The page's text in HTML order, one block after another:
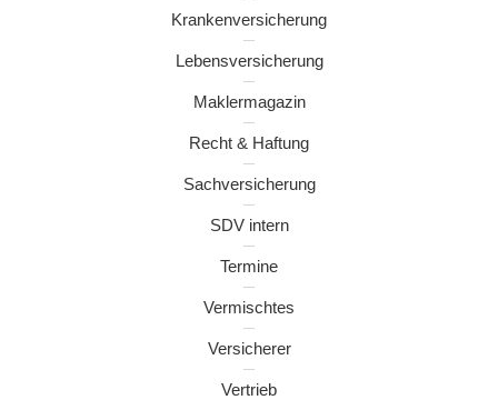
Krankenversicherung
Lebensversicherung
Maklermagazin
Recht & Haftung
Sachversicherung
SDV intern
Termine
Vermischtes
Versicherer
Vertrieb